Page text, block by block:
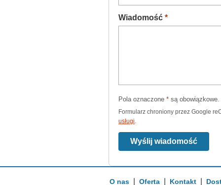
Wiadomość *(wymagane)
Pola oznaczone * są obowiązkowe.
Formularz chroniony przez Google
usługi.
Wyślij wiadomość
O nas Oferta Kontakt